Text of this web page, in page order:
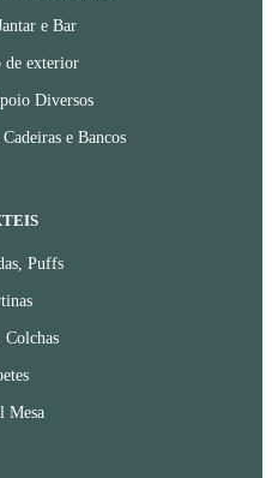
e Bar
exterior
Diversos
e Bancos
Puffs
Colchas
Mesa